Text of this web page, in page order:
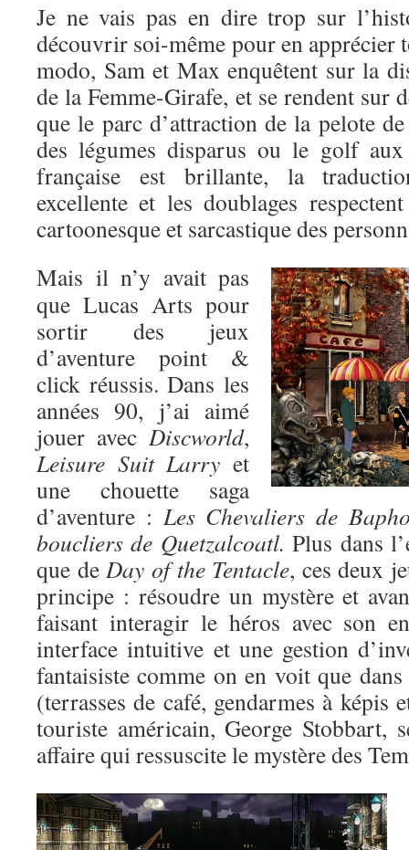
Je ne vais pas en dire trop sur
découvrir soi-même pour en apprécier
modo, Sam et Max enquêtent sur la
de la Femme-Girafe, et se rendent sur
que le parc d’attraction de la pelote
des légumes disparus ou le golf
française est brillante, la
excellente et les doublages
cartoonesque et sarcastique des
Mais il n’y avait pas
que Lucas Arts pour
sortir des jeux
d’aventure point &
click réussis. Dans les
années 90, j’ai aimé
jouer avec Discworld,
Leisure Suit Larry et
une chouette saga
d’aventure : Les Chevaliers de
boucliers de Quetzalcoatl. Plus dans
que deDay of the Tentacle, ces deux
principe : résoudre un mystère et
faisant interagir le héros avec son
interface intuitive et une gestion
fantaisiste comme on en voit que
(terrasses de café, gendarmes à képis
touriste américain, George Stobbart,
affaire qui ressuscite le mystère des